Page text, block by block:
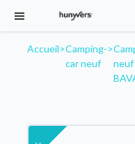
Accueil>Camping-
car neuf
>
neuf